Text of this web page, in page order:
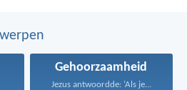
Gehoorzaamheid
Jezus antwoordde: ‘Als je...